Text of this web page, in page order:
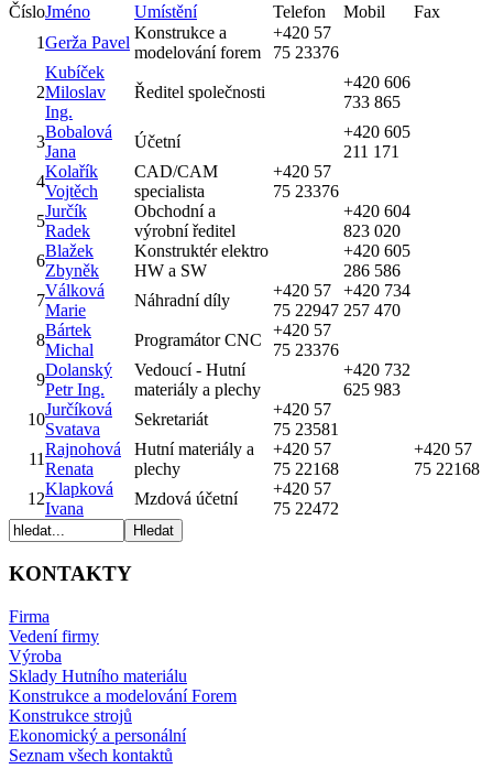
ČísloJméno Umístění Telefon Mobil
Fax
1Gerža Pavel
Konstrukce a
modelování forem
+420 57
75 23376
2
Kubíček
Miloslav
Ing.
Ředitel společnosti
+420 606
733 865
3
Bobalová
Jana
Účetní
+420 605
211 171
4
Kolařík
Vojtěch
CAD/CAM
specialista
+420 57
75 23376
5
Jurčík
Radek
Obchodní a
výrobní ředitel
+420 604
823 020
6
Blažek
Zbyněk
Konstruktér elektro
HW a SW
+420 605
286 586
7
Válková
Marie
Náhradní díly
+420 57
75 22947
+420 734
257 470
8
Bártek
Michal
Programátor CNC
+420 57
75 23376
9
Dolanský
Petr Ing.
Vedoucí - Hutní
materiály a plechy
+420 732
625 983
10
Jurčíková
Svatava
Sekretariát
+420 57
75 23581
11
Rajnohová
Renata
Hutní materiály a
plechy
+420 57
75 22168
+420 57
75 22168
12
Klapková
Ivana
Mzdová účetní
+420 57
75 22472
KONTAKTY
Firma
Vedení firmy
Výroba
Sklady Hutního materiálu
Konstrukce a modelování Forem
Konstrukce strojů
Ekonomický a personální
Seznam všech kontaktů